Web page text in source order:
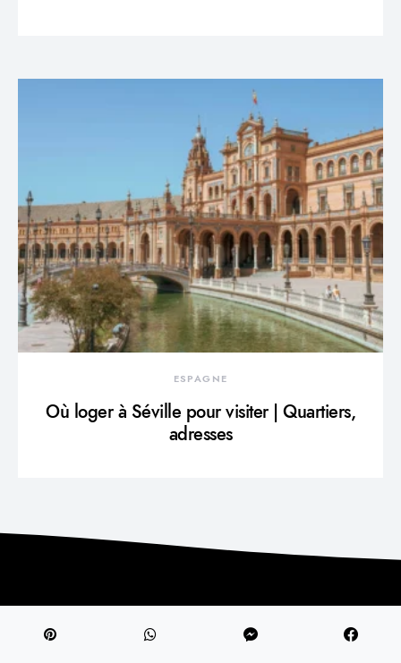
ESPAGNE
Où loger à Séville pour visiter | Quartiers,
adresses